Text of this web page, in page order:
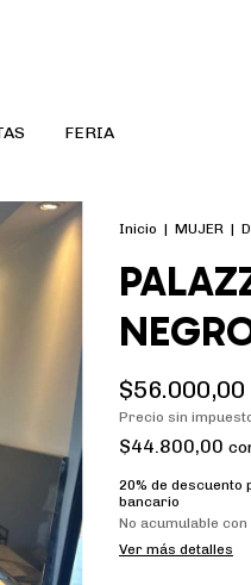
FERIA
Inicio | MUJER |
$56.000,00
Precio sin
$44.800,00
20% de descuento
bancario
No acumulable
Ver más detalles